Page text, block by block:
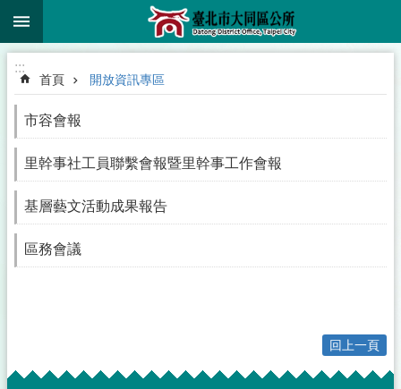
跳到主要內容區塊
:::
首頁 開放資訊專區
市容會報
里幹事社工員聯繫會報暨里幹事工作會報
基層藝文活動成果報告
區務會議
回上一頁
:::